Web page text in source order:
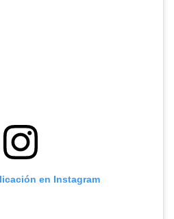
en Instagram